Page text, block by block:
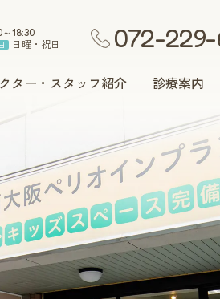
18:30
日曜・祝日 072-
クター・スタッフ紹介 診療案内
矯正歯科
グ 入れ歯治療